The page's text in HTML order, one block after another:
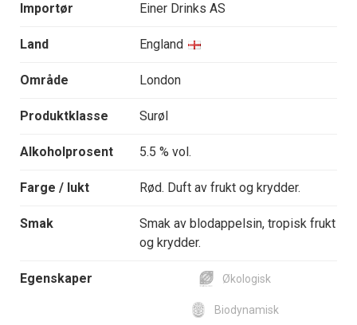
Importør Einer Drinks AS
Land England
Område London
Produktklasse Surøl
Alkoholprosent 5.5 % vol.
Farge / lukt Rød. Duft av frukt og krydder.
Smak
Smak av blodappelsin, tropisk frukt
og krydder.
Egenskaper Økologisk
Biodynamisk